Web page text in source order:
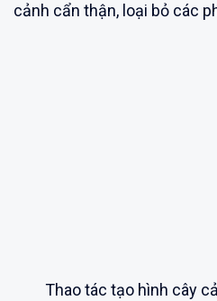
cảnh cẩn thận, loại bỏ các
Thao tác tạo hình cây